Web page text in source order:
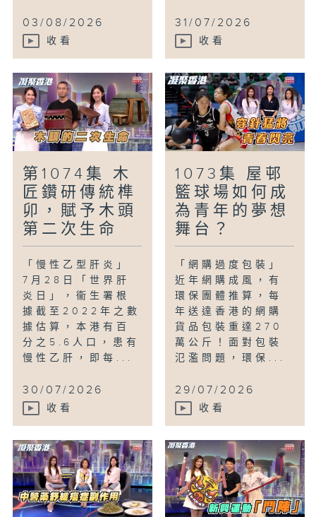
03/08/2026
收看
31/07/2026
收看
第1074集 木
匠鑽研傳統榫
卯，賦予木頭
第二次生命
「慢性乙型肝炎」
7月28日「世界肝
炎日」，衞生署根
據截至2022年之數
據估算，本港有百
分之5.6人口，患有
慢性乙肝，即每...
30/07/2026
收看
1073集 屋邨
籃球場如何成
為青年的夢想
舞台？
「網購過度包裝」
近年網購成風，有
環保團體推算，每
年送達香港的網購
貨品包裝重達270
萬公斤！面對包裝
氾濫問題，環保...
29/07/2026
收看